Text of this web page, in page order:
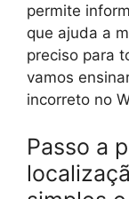
permite
que ajuda a
preciso para
vamos
incorreto no
Passo a